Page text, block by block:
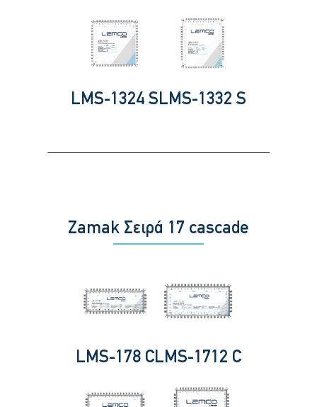
LMS-1324 S LMS-1332 S
Zamak Σειρά 17 cascade
LMS-178 CLMS-1712 C